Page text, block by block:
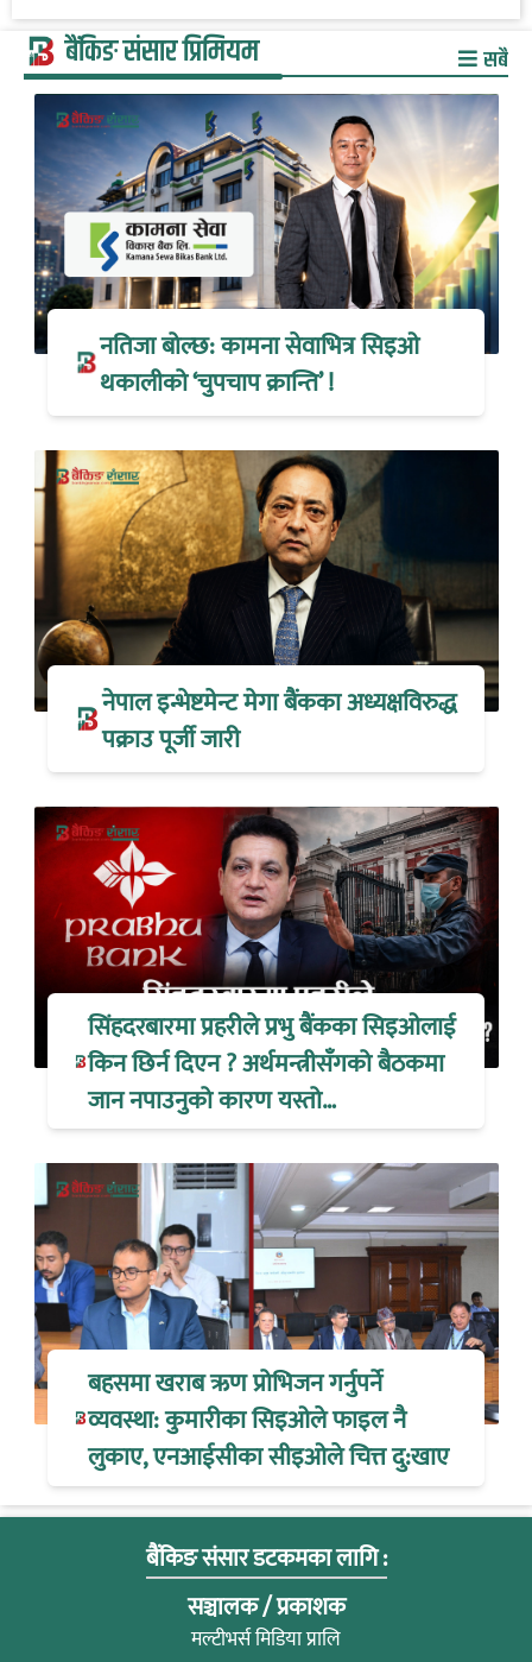
बैंकिङ संसार प्रिमियम सबै
नतिजा बोल्छ: कामना सेवाभित्र सिइओ
थकालीको ‘चुपचाप क्रान्ति’ !
नेपाल इन्भेष्टमेन्ट मेगा बैंकका अध्यक्षविरुद्ध
पक्राउ पूर्जी जारी
सिंहदरबारमा प्रहरीले प्रभु बैंकका सिइओलाई
किन छिर्न दिएन ? अर्थमन्त्रीसँगको बैठकमा
जान नपाउनुको कारण यस्तो…
बहसमा खराब ऋण प्रोभिजन गर्नुपर्ने
व्यवस्था: कुमारीका सिइओले फाइल नै
लुकाए, एनआईसीका सीइओले चित्त दु:खाए
बैंकिङ संसार डटकमका लागि :
सञ्चालक / प्रकाशक
मल्टीभर्स मिडिया प्रालि